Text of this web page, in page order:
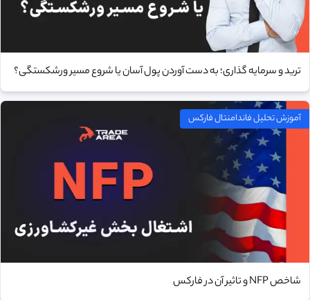
ترید و سرمایه‌ گذاری؛ به دست آوردن پول آسان یا شروع مسیر ورشکستگی؟
آموزش تحلیل فاندامنتال فارکس
شاخص NFP و تاثیر آن در فارکس